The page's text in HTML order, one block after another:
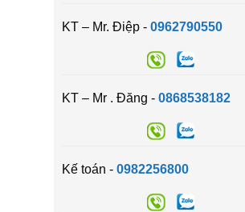
KT – Mr. Điệp - 0962790550
KT – Mr . Đăng - 0868538182
Kế toán - 0982256800